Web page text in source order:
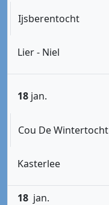
Ijsberentocht
Lier - Niel
18 jan.
Cou De Wintertocht
Kasterlee
18 jan.